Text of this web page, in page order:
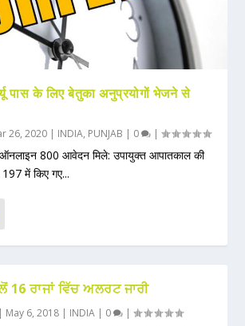
पास के लिए बेतुका अनुप्रयोगों भेजने से
26, 2020 | INDIA, PUNJAB | 0 |
800 आवेदन मिले: उपायुक्त आपातकाल की
में किए गए...
16 ਰਾਜਾਂ ਵਿੱਚ ਅਲਰਟ ਜਾਰੀ
| May 6, 2018 | INDIA | 0 |